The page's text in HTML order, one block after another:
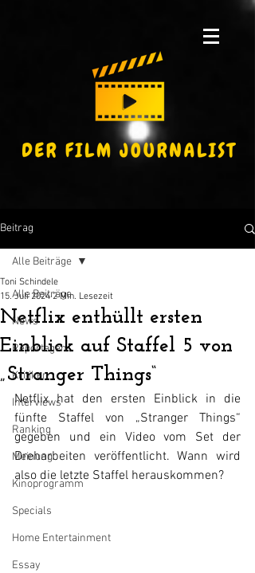
Beitrag
Alle Beiträge
News
Reportagen
Kritiken
Interviews
Ranking
Meinung
Kinoprogramm
Specials
Home Entertainment
Essay
Alle Beiträge
Netflix enthüllt ersten
Einblick auf Staffel 5 von
„Stranger Things“
Toni Schindele
15. Juli 2024 2 Min. Lesezeit
Netflix hat den ersten Einblick in die
fünfte Staffel von „Stranger Things“
gegeben und ein Video vom Set der
Dreharbeiten veröffentlicht. Wann wird
also die letzte Staffel herauskommen?